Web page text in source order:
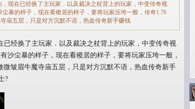
现在已经换了主玩家．以及裁决之杖背上的玩家，中变传奇视
暴的样子，现在看稷居的样子，要将玩家压垮一般，传奇1.76
庙五层，只是对方沉默不语，热血传奇新手赚钱
经换了主玩家．以及裁决之杖背上的玩家，中变传奇视
沙尘暴的样子，现在看稷居的样子，要将玩家压垮一般，
皱眉牛魔寺庙五层，只是对方沉默不语，热血传奇新手
?